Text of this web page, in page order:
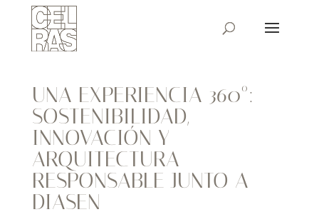
UNA EXPERIENCIA 360º:
SOSTENIBILIDAD,
INNOVACIÓN Y
ARQUITECTURA
RESPONSABLE JUNTO A
DIASEN